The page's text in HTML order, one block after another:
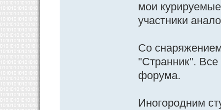
мои
участники
Со
"Странник". Все
форума.
Иногородним